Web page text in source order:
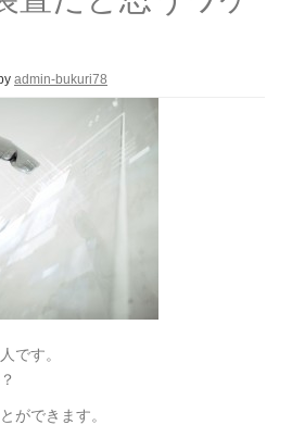
admin-bukuri78
です。
ができます。